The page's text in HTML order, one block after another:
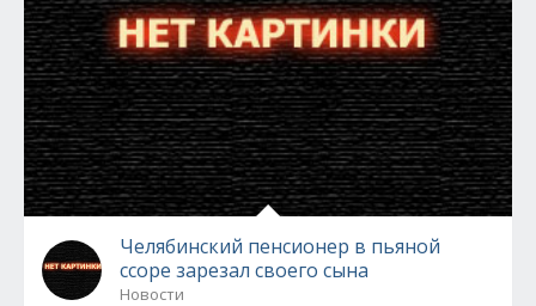
Челябинский пенсионер в пьяной
ссоре зарезал своего сына
Новости